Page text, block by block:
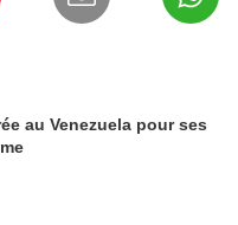
au Venezuela pour ses